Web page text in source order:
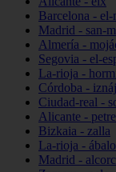
Barcelona - el-
Madrid - san-
Almería -
Segovia - el-
La-rioja -
Córdoba -
Ciudad-real -
Alicante -
Bizkaia - zalla
La-rioja -
Madrid -